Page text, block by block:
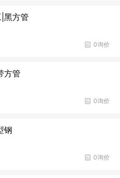
黑方管
0询价
方管
0询价
钢
0询价